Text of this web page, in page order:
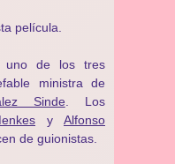
película.
de los tres
ministra de
Sinde . Los
y Alfonso
de guionistas.